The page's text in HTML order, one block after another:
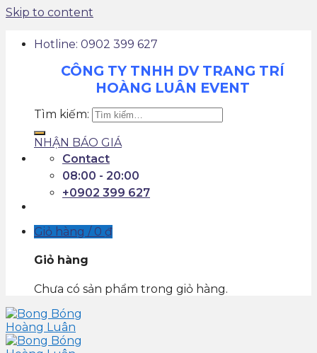
Skip to content
Hotline: 0902 399 627
CÔNG TY TNHH DV TRANG TRÍ
HOÀNG LUÂN EVENT
Tìm kiếm:
NHẬN BÁO GIÁ
Contact
08:00 - 20:00
+0902 399 627
Giỏ hàng / 0 ₫
Giỏ hàng
Chưa có sản phẩm trong giỏ hàng.